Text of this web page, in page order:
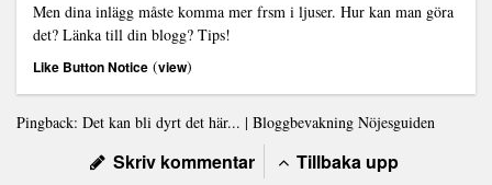
Men dina inlägg måste komma mer frsm i ljuser. Hur kan man göra
det? Länka till din blogg? Tips!
Like Button Notice (view)
Pingback: Det kan bli dyrt det här... | Bloggbevakning Nöjesguiden
Skriv kommentar Tillbaka upp